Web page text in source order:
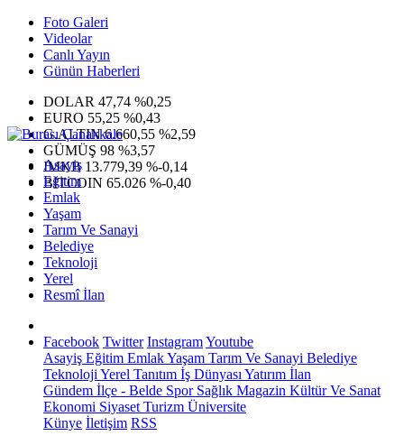
Foto Galeri
Videolar
Canlı Yayın
Günün Haberleri
DOLAR 47,74 %0,25
EURO 55,25 %0,43
G.ALTIN6.660,55 %2,59
GÜMÜŞ 98 %3,57
IMKB 13.779,39 %-0,14
BITCOIN 65.026 %-0,40
Asayiş
Eğitim
Emlak
Yaşam
Tarım Ve Sanayi
Belediye
Teknoloji
Yerel
Resmî İlan
Facebook Twitter InstagramYoutube
Asayiş Eğitim EmlakYaşam Tarım Ve Sanayi Belediye
Teknoloji Yerel Tanıtım İş Dünyası Yatırım İlan
Gündem İlçe - Belde SporSağlık Magazin Kültür Ve Sanat
Ekonomi Siyaset Turizm Üniversite
Künye İletişim RSS